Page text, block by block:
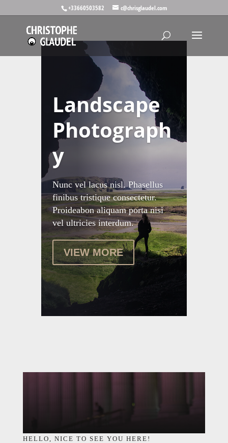
+33660503582 c@chrisglaudel.com
Landscape
Photograph
y
Nunc vel lacus nisl. Phasellus
finibus tristique consectetur.
Proideabon aliquam porta nisi
vel ultricies interdum.
VIEW MORE
HELLO, NICE TO SEE YOU HERE!